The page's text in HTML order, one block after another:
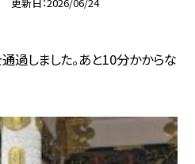
過しました。あと10分かからな